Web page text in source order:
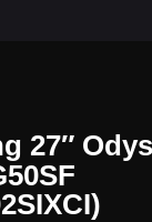
27″